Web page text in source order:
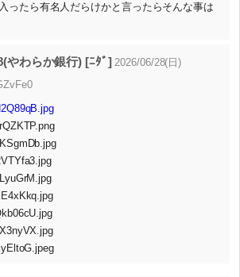
ったら有名人だらけかと言ったらそんな事は
やわらか銀行) [ﾆﾀﾞ] 2026/06/28(日)